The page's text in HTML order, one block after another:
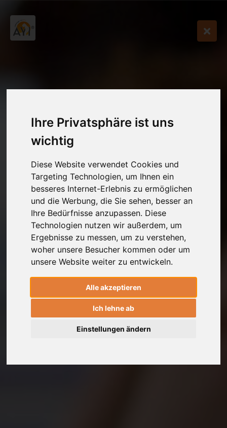
Ihre Privatsphäre ist uns
wichtig
Diese Website verwendet Cookies und
Targeting Technologien, um Ihnen ein
besseres Internet-Erlebnis zu ermöglichen
und die Werbung, die Sie sehen, besser an
Ihre Bedürfnisse anzupassen. Diese
Technologien nutzen wir außerdem, um
Ergebnisse zu messen, um zu verstehen,
woher unsere Besucher kommen oder um
unsere Website weiter zu entwickeln.
Alle akzeptieren
Ich lehne ab
Einstellungen ändern